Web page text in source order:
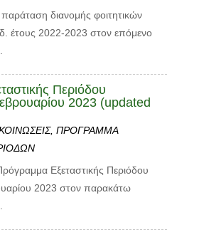
διανομής φοιτητικών
έτους 2022-2023 στον επόμενο
Περιόδου
2023 (updated
, ΠΡΟΓΡΑΜΜΑ
Εξεταστικής Περιόδου
2023 στον παρακάτω